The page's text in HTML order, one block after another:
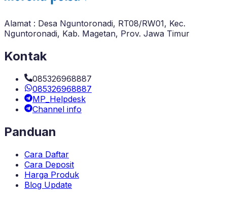
Alamat : Desa Nguntoronadi, RT08/RW01, Kec.
Nguntoronadi, Kab. Magetan, Prov. Jawa Timur
Kontak
085326968887
085326968887
MP_Helpdesk
Channel info
Panduan
Cara Daftar
Cara Deposit
Harga Produk
Blog Update